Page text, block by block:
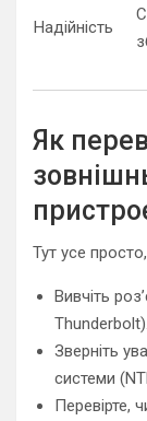
Надійність
Як
Тут усе
Вивчіть
Thunderbolt).
Зверніть
системи
Перевірте,